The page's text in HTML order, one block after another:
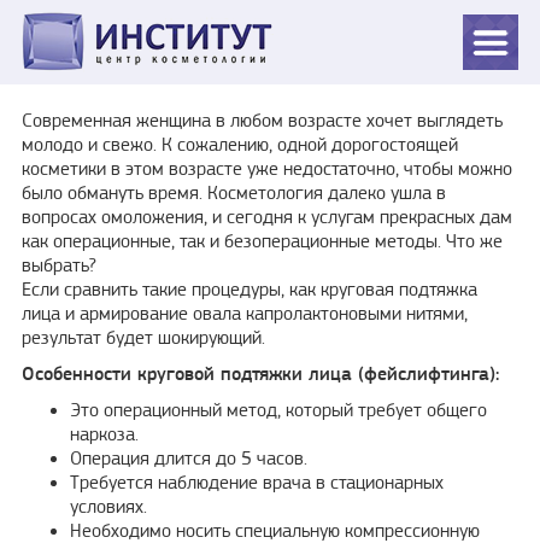
Современная женщина в любом возрасте хочет выглядеть
молодо и свежо. К сожалению, одной дорогостоящей
косметики в этом возрасте уже недостаточно, чтобы можно
было обмануть время. Косметология далеко ушла в
вопросах омоложения, и сегодня к услугам прекрасных дам
как операционные, так и безоперационные методы. Что же
выбрать?
Если сравнить такие процедуры, как круговая подтяжка
лица и армирование овала капролактоновыми нитями,
результат будет шокирующий.
Особенности круговой подтяжки лица (фейслифтинга):
Это операционный метод, который требует общего
наркоза.
Операция длится до 5 часов.
Требуется наблюдение врача в стационарных
условиях.
Необходимо носить специальную компрессионную